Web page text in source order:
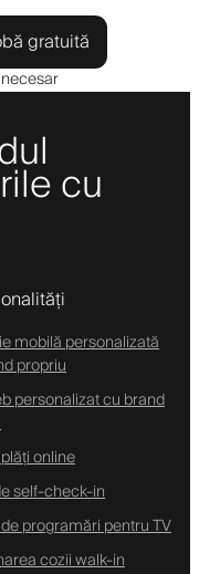
gratuită
cu
mobilă personalizată
propriu
personalizat cu brand
online
self-check-in
programări pentru TV
cozii walk-in